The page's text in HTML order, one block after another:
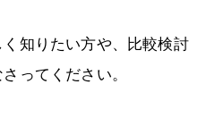
知りたい方や、比較検討
ってください。